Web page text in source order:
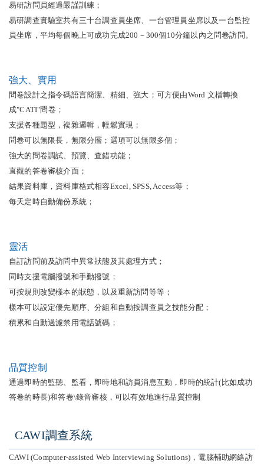
易研訪問員經過嚴謹訓練；
易研調查實驗室共有三十台調查員坐席、一台管理員坐席以及一台監控
員坐席，平均每個晚上可成功完成200－300個10分鐘以內之問卷訪問。
強大、實用
問卷設計之指令碼語言簡潔、精細、強大；可方便由Word 文檔轉換
成"CATI"問卷；
支援各種題型，複雜邏輯，輕鬆實現；
問卷可以無限長，無限分層；選項可以無限多個；
強大的問卷調試、預覽、查錯功能；
直觀的答卷審核介面；
結果資料庫，資料庫格式相容Excel, SPSS, Access等；
每天定時自動備份系統；
靈活
自訂訪問前及訪問中異常狀態及其處理方式；
同時支援電腦撥號和手動撥號；
可按規則改變樣本的狀態，以及重新訪問等等；
樣本可以設定優先順序、分組和自動按調查員之技能分配；
積累和自動過濾禁用電話號碼；
品質控制
通過即時的監聽、監看，即時地和訪員消息互動，即時的統計(比如成功
答卷的時長)和答卷\錄音審核，可以有效地進行品質控制
CAWI調查系統
CAWI (Computer-assisted Web Interviewing Solutions)，電腦輔助網絡訪